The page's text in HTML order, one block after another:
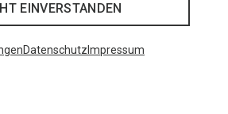
EINVERSTANDEN
Datenschutz Impressum